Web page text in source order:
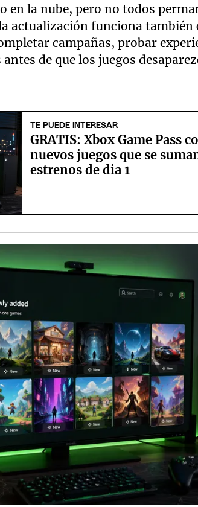
en la nube, pero no todos
actualización funciona también
campañas, probar
de que los juegos
TE PUEDE INTERESAR
GRATIS: Xbox Game Pass
nuevos juegos que se
estrenos de dia 1